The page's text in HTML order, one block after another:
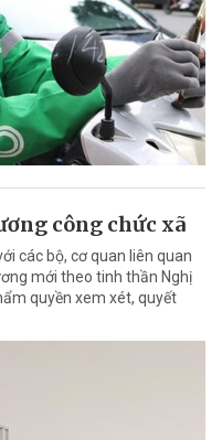
công chức xã
các bộ, cơ quan liên quan
mới theo tinh thần Nghị
quyền xem xét, quyết